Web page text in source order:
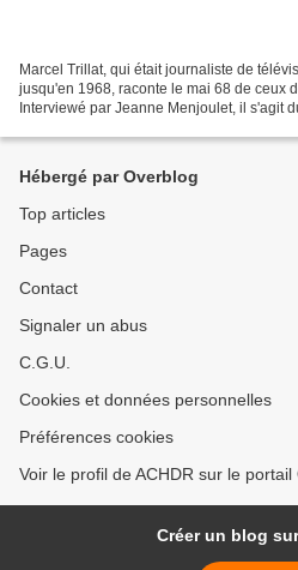
Marcel Trillat, qui était journaliste de
jusqu'en 1968, raconte le mai 68 de ceux
Interviewé par Jeanne Menjoulet, il s'agit
Hébergé par Overblog
Top articles
Pages
Contact
Signaler un abus
C.G.U.
Cookies et données personnelles
Préférences cookies
Voir le profil de ACHDR sur le portail
Créer un blog